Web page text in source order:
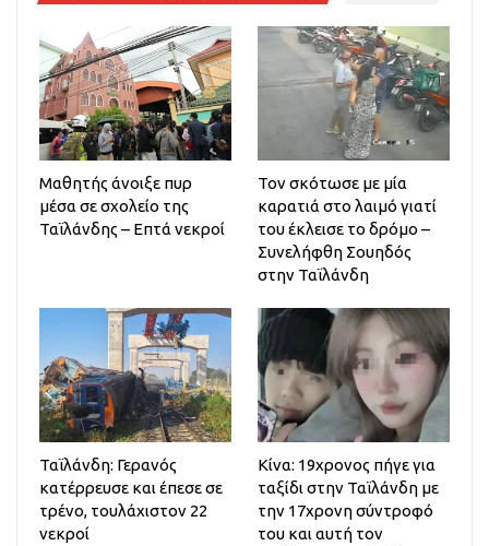
Μαθητής άνοιξε πυρ
μέσα σε σχολείο της
Ταϊλάνδης – Επτά νεκροί
Τον σκότωσε με μία
καρατιά στο λαιμό γιατί
του έκλεισε το δρόμο –
Συνελήφθη Σουηδός
στην Ταϊλάνδη
Ταϊλάνδη: Γερανός
κατέρρευσε και έπεσε σε
τρένο, τουλάχιστον 22
νεκροί
Κίνα: 19χρονος πήγε για
ταξίδι στην Ταϊλάνδη με
την 17χρονη σύντροφό
του και αυτή τον